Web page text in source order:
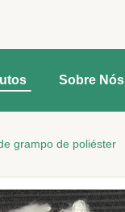
Sobre Nós
grampo de poliéster